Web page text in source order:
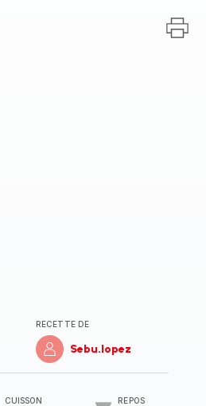
RECETTE DE
Sebu.lopez
CUISSON REPOS